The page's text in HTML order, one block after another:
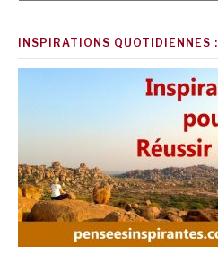
INSPIRATIONS QUOTIDIENNES :